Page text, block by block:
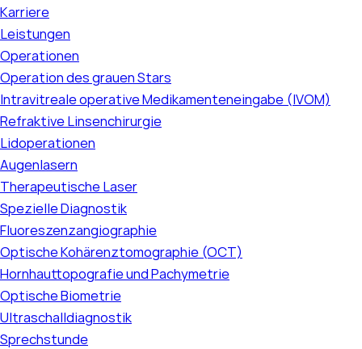
Karriere
Leistungen
Operationen
Operation des grauen Stars
Intravitreale operative Medikamenteneingabe (IVOM)
Refraktive Linsenchirurgie
Lidoperationen
Augenlasern
Therapeutische Laser
Spezielle Diagnostik
Fluoreszenzangiographie
Optische Kohärenztomographie (OCT)
Hornhauttopografie und Pachymetrie
Optische Biometrie
Ultraschalldiagnostik
Sprechstunde